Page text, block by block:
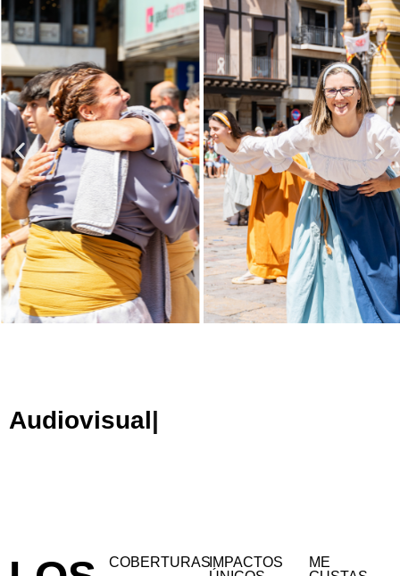
Audiovisual
COBERTURASIMPACTOS
ME